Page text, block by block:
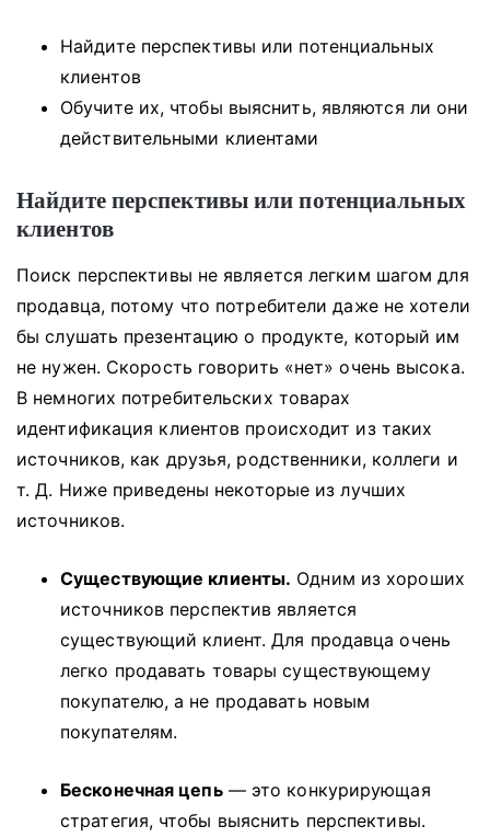
Найдите перспективы или потенциальных
клиентов
Обучите их, чтобы выяснить, являются ли они
действительными клиентами
Найдите перспективы или потенциальных
клиентов
Поиск перспективы не является легким шагом для
продавца, потому что потребители даже не хотели
бы слушать презентацию о продукте, который им
не нужен. Скорость говорить «нет» очень высока.
В немногих потребительских товарах
идентификация клиентов происходит из таких
источников, как друзья, родственники, коллеги и
т. Д. Ниже приведены некоторые из лучших
источников.
Существующие клиенты. Одним из хороших
источников перспектив является
существующий клиент. Для продавца очень
легко продавать товары существующему
покупателю, а не продавать новым
покупателям.
Бесконечная цепь— это конкурирующая
стратегия, чтобы выяснить перспективы.